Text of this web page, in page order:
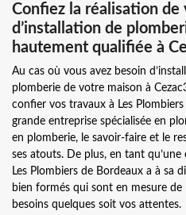
Confiez la réalisation de
d’installation de
hautement qualifiée à
Au cas où vous avez besoin
plomberie de votre maison à
confier vos travaux à Les
grande entreprise spécialisée en
en plomberie, le savoir-faire et le
ses atouts. De plus, en tant
Les Plombiers de Bordeaux a à sa
bien formés qui sont en mesure
besoins quelques soit vos attentes.